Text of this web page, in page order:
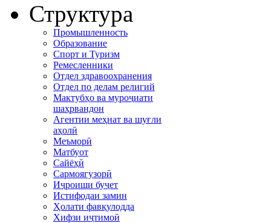
Структура
Промышленность
Образование
Спорт и Туризм
Ремесленники
Отдел здравоохранения
Отдел по делам религий
Мактубҳо ва муроҷиати
шаҳрвандон
Агентии меҳнат ва шуғли
аҳолӣ
Меъморӣ
Матбуот
Сайёҳӣ
Сармоягузорӣ
Иҷроиши буҷет
Истифодаи замин
Ҳолати фавқулодда
Хифзи иҷтимоӣ